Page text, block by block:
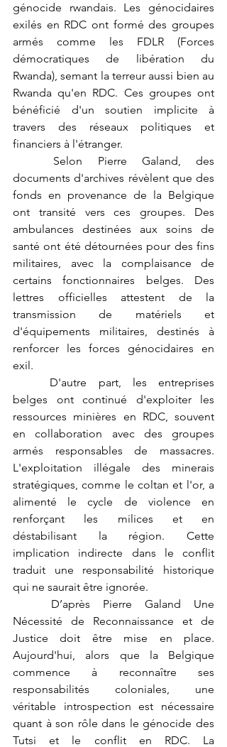
génocide rwandais. Les génocidaires
exilés en RDC ont formé des groupes
armés comme les FDLR (Forces
démocratiques de libération du
Rwanda), semant la terreur aussi bien au
Rwanda qu'en RDC. Ces groupes ont
bénéficié d'un soutien implicite à
travers des réseaux politiques et
financiers à l'étranger.
documents d'archives révèlent que des
fonds en provenance de la Belgique
ont transité vers ces groupes. Des
ambulances destinées aux soins de
santé ont été détournées pour des fins
militaires, avec la complaisance de
certains fonctionnaires belges. Des
lettres officielles attestent de la
transmission de matériels et
d'équipements militaires, destinés à
renforcer les forces génocidaires en
exil.
belges ont continué d'exploiter les
ressources minières en RDC, souvent
en collaboration avec des groupes
armés responsables de massacres.
L'exploitation illégale des minerais
stratégiques, comme le coltan et l'or, a
alimenté le cycle de violence en
renforçant les milices et en
déstabilisant la région. Cette
implication indirecte dans le conflit
traduit une responsabilité historique
qui ne saurait être ignorée.
Nécessité de Reconnaissance et de
Justice doit être mise en place.
Aujourd'hui, alors que la Belgique
commence à reconnaître ses
responsabilités coloniales, une
véritable introspection est nécessaire
quant à son rôle dans le génocide des
Tutsi et le conflit en RDC. La